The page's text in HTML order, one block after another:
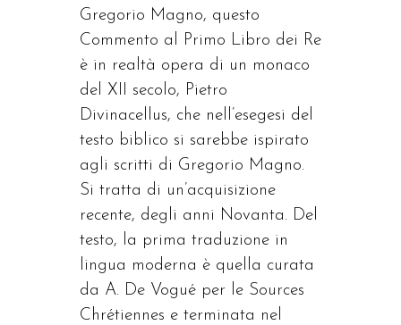
Gregorio Magno, questo
Commento al Primo Libro dei Re
è in realtà opera di un monaco
del XII secolo, Pietro
Divinacellus, che nell’esegesi del
testo biblico si sarebbe ispirato
agli scritti di Gregorio Magno.
Si tratta di un’acquisizione
recente, degli anni Novanta. Del
testo, la prima traduzione in
lingua moderna è quella curata
da A. De Vogué per le Sources
Chrétiennes e terminata nel